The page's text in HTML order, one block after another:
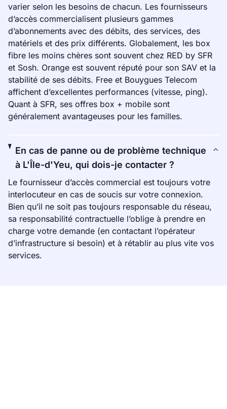
varier selon les besoins de chacun. Les fournisseurs
d’accès commercialisent plusieurs gammes
d’abonnements avec des débits, des services, des
matériels et des prix différents. Globalement, les box
fibre les moins chères sont souvent chez RED by SFR
et Sosh. Orange est souvent réputé pour son SAV et la
stabilité de ses débits. Free et Bouygues Telecom
affichent d’excellentes performances (vitesse, ping).
Quant à SFR, ses offres box + mobile sont
généralement avantageuses pour les familles.
En cas de panne ou de problème technique
à L'Île-d'Yeu, qui dois-je contacter ?
Le fournisseur d’accès commercial est toujours votre
interlocuteur en cas de soucis sur votre connexion.
Bien qu’il ne soit pas toujours responsable du réseau,
sa responsabilité contractuelle l’oblige à prendre en
charge votre demande (en contactant l’opérateur
d’infrastructure si besoin) et à rétablir au plus vite vos
services.